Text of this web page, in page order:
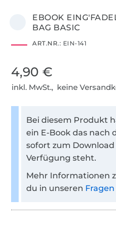
EBOOK
BAG BASIC
ART.NR.: EIN-141
4,90 €
inkl. MwSt., keine
Bei diesem Produkt
ein E-Book das nach
sofort zum
Verfügung steht.
Mehr Informationen
du in unseren